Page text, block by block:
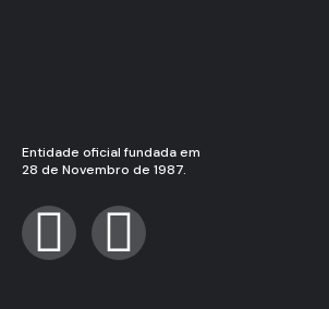
Entidade oficial fundada em
28 de Novembro de 1987.